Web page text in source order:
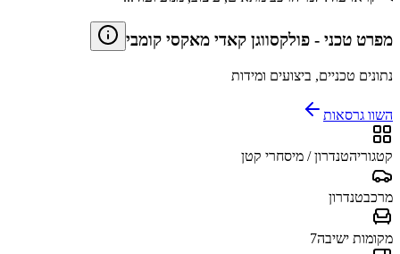
מפרט טכני - פולקסווגן קאדי מאקסי קומבי
נתונים טכניים, ביצועים ומידות
השוו גרסאות
קטגוריהטנדרון / מיסחרי קטן
מרכבטנדרון
מקומות ישיבה7